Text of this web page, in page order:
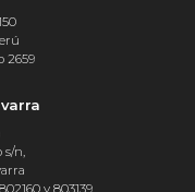
2659
n,
y 803139